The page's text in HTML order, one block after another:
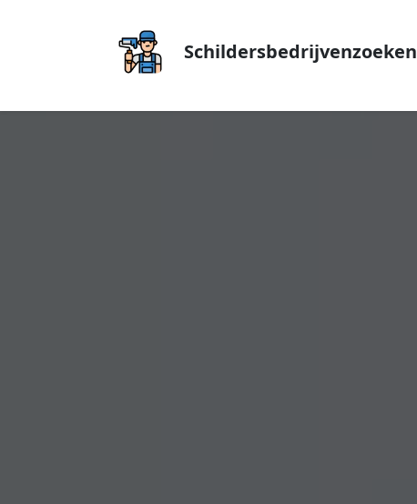
Schildersbedrijvenzoeken